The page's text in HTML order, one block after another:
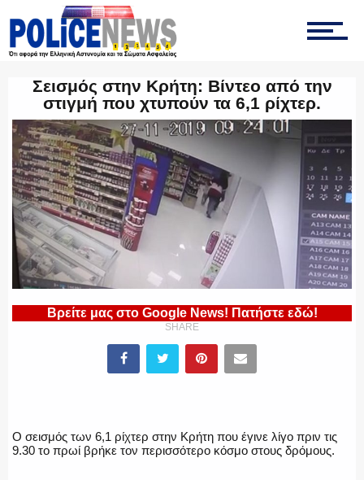
ΤΡΟΧΑΙΑ
ΟΠΚΕ
ΟΜΑΔΑ “Ζ”
ΕΛΛΗΝΙΚΗ ΑΣΤΥΝΟΜΙΑ
Σεισμός στην Κρήτη: Βίντεο από την
στιγμή που χτυπούν τα 6,1 ρίχτερ.
Βρείτε μας στο Google News! Πατήστε εδώ!
SHARE
Ο σεισμός των 6,1 ρίχτερ στην Κρήτη που έγινε λίγο πριν τις
9.30 το πρωί βρήκε τον περισσότερο κόσμο στους δρόμους.